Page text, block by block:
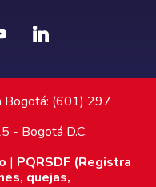
Bogotá: (601) 297
- Bogotá D.C.
| PQRSDF (Registra
quejas,